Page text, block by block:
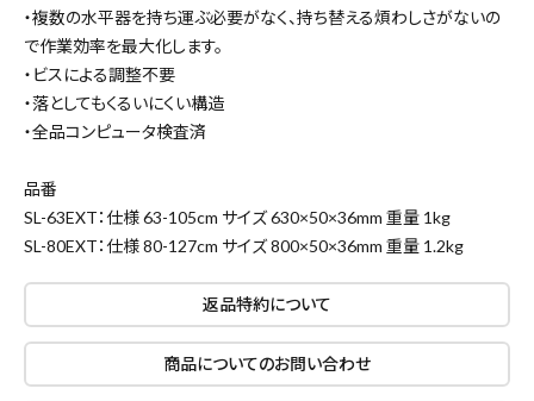
キーワードから探す
search
・複数の水平器を持ち運ぶ必要がなく、持ち替える煩わしさがないの
で作業効率を最大化します。
・ビスによる調整不要
・落としてもくるいにくい構造
・全品コンピュータ検査済
品番
SL-63EXT：仕様 63-105cm サイズ 630×50×36mm 重量 1kg
SL-80EXT：仕様 80-127cm サイズ 800×50×36mm 重量 1.2kg
返品特約について
商品についてのお問い合わせ